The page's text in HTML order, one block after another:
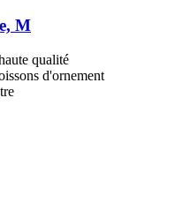
M
qualité
d'ornement